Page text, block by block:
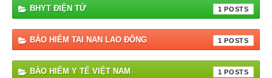
BHYT ĐIỆN TỬ 1
BẢO HIỂM TAI NAN LAO ĐÔNG 1
BẢO HIỂM Y TẾ VIỆT NAM 1